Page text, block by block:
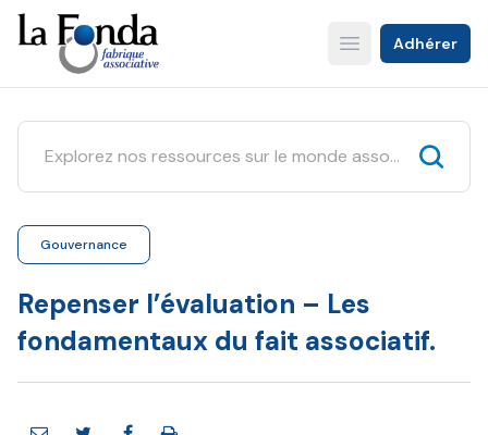
Aller
au
contenu
principal
Open main menu
Adhérer
Gouvernance
Repenser l’évaluation – Les
fondamentaux du fait associatif.